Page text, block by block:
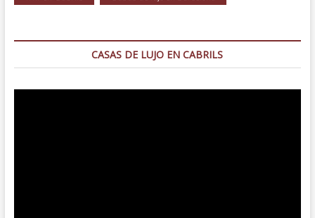
CASAS DE LUJO EN CABRILS